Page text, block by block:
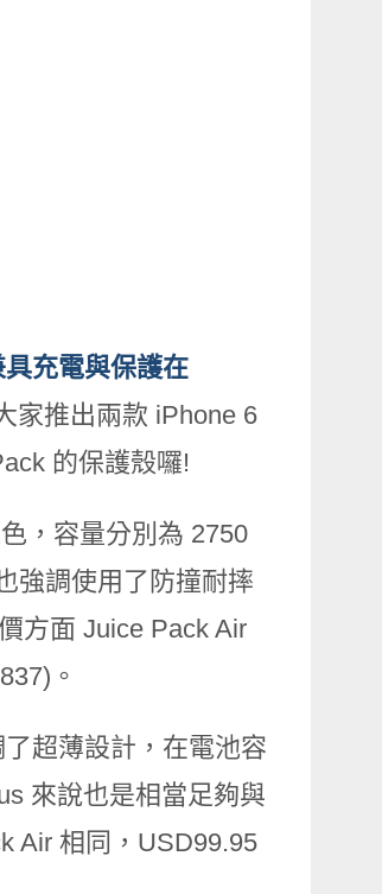
具充電與保護在
家推出兩款 iPhone 6
的保護殼囉!
，容量分別為 2750
強調使用了防撞耐摔
方面 Juice Pack Air
。
超薄設計，在電池容
來說也是相當足夠與
Air 相同，USD99.95